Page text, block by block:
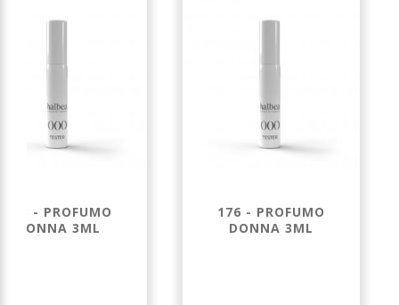
173 - PROFUMO
DONNA 3ML
176 - PROFUMO
DONNA 3ML